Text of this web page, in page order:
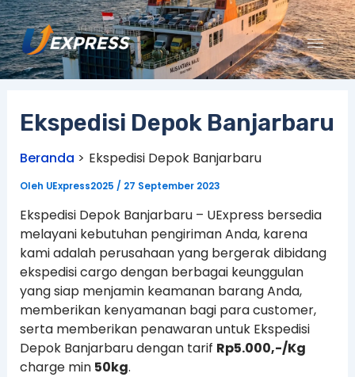
Lewati
ke
konten
Ekspedisi Depok Banjarbaru
Beranda Ekspedisi Depok Banjarbaru
Oleh UExpress2025 / 27 September 2023
Ekspedisi Depok Banjarbaru – UExpress bersedia
melayani kebutuhan pengiriman Anda, karena
kami adalah perusahaan yang bergerak dibidang
ekspedisi cargo dengan berbagai keunggulan
yang siap menjamin keamanan barang Anda,
memberikan kenyamanan bagi para customer,
serta memberikan penawaran untuk Ekspedisi
Depok Banjarbaru dengan tarif Rp5.000,-/Kg
charge min 50kg.